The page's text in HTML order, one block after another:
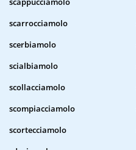
scarrocciamolo
scerbiamolo
scialbiamolo
scollacciamolo
scompiacciamolo
scortecciamolo